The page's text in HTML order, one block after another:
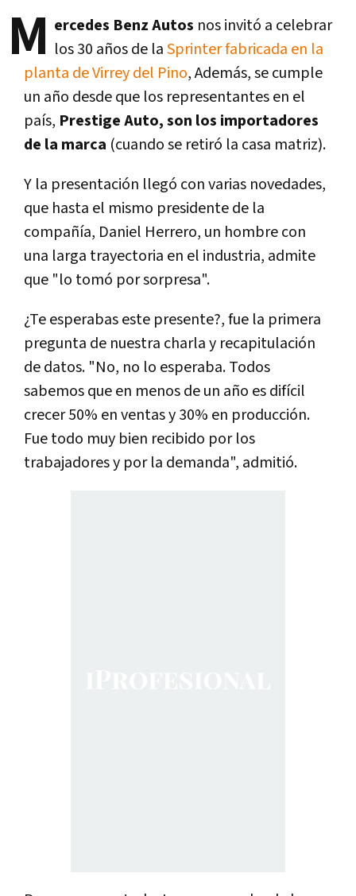
M ercedes Benz Autos nos invitó a celebrar
los 30 años de laSprinter fabricada en la
planta de Virrey del Pino, Además, se cumple
un año desde que los representantes en el
país, Prestige Auto, son los importadores
de la marca (cuando se retiró la casa matriz).
Y la presentación llegó con varias novedades,
que hasta el mismo presidente de la
compañía, Daniel Herrero, un hombre con
una larga trayectoria en el industria, admite
que "lo tomó por sorpresa".
¿Te esperabas este presente?, fue la primera
pregunta de nuestra charla y recapitulación
de datos. "No, no lo esperaba. Todos
sabemos que en menos de un año es difícil
crecer 50% en ventas y 30% en producción.
Fue todo muy bien recibido por los
trabajadores y por la demanda", admitió.